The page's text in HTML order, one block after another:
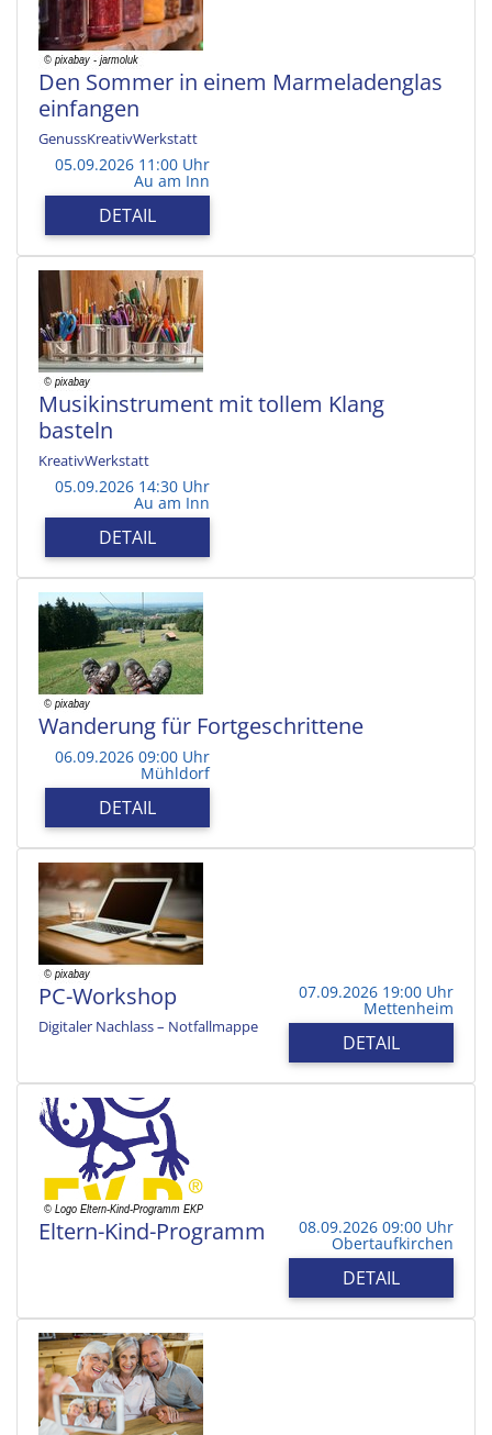
Den Sommer in einem Marmeladenglas
einfangen
GenussKreativWerkstatt
05.09.2026 11:00 Uhr
Au am Inn
DETAIL
Musikinstrument mit tollem Klang
basteln
KreativWerkstatt
05.09.2026 14:30 Uhr
Au am Inn
DETAIL
Wanderung für Fortgeschrittene
06.09.2026 09:00 Uhr
Mühldorf
DETAIL
PC-Workshop
Digitaler Nachlass – Notfallmappe
07.09.2026 19:00 Uhr
Mettenheim
DETAIL
Eltern-Kind-Programm 08.09.2026 09:00 Uhr
Obertaufkirchen
DETAIL